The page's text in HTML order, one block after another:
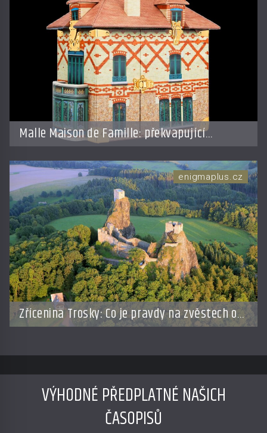
Malle Maison de Famille: překvapující
doplněk od LV
Zřícenina Trosky: Co je pravdy na zvěstech o
tajné chodbě?
enigmaplus.cz
VÝHODNÉ PŘEDPLATNÉ NAŠICH
ČASOPISŮ